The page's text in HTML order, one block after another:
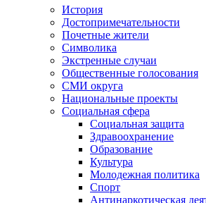
История
Достопримечательности
Почетные жители
Символика
Экстренные случаи
Общественные голосования
СМИ округа
Национальные проекты
Социальная сфера
Социальная защита
Здравоохранение
Образование
Культура
Молодежная политика
Спорт
Антинаркотическая